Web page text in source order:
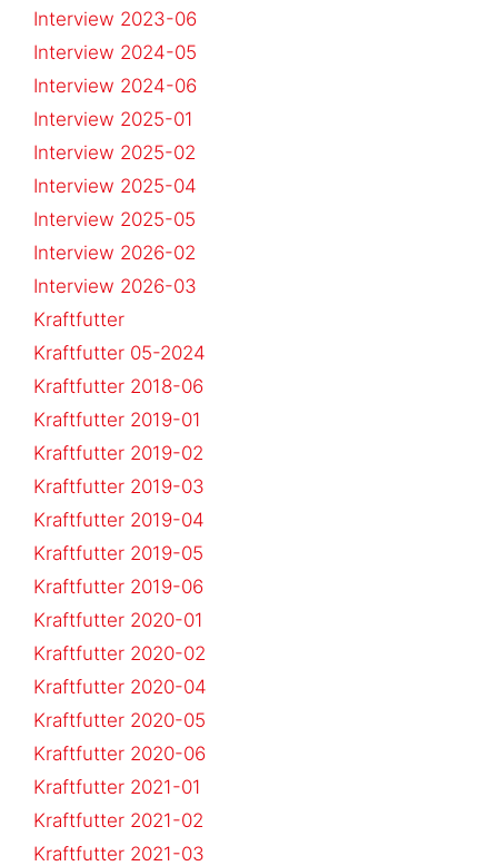
Interview 2023-06
Interview 2024-05
Interview 2024-06
Interview 2025-01
Interview 2025-02
Interview 2025-04
Interview 2025-05
Interview 2026-02
Interview 2026-03
Kraftfutter
Kraftfutter 05-2024
Kraftfutter 2018-06
Kraftfutter 2019-01
Kraftfutter 2019-02
Kraftfutter 2019-03
Kraftfutter 2019-04
Kraftfutter 2019-05
Kraftfutter 2019-06
Kraftfutter 2020-01
Kraftfutter 2020-02
Kraftfutter 2020-04
Kraftfutter 2020-05
Kraftfutter 2020-06
Kraftfutter 2021-01
Kraftfutter 2021-02
Kraftfutter 2021-03